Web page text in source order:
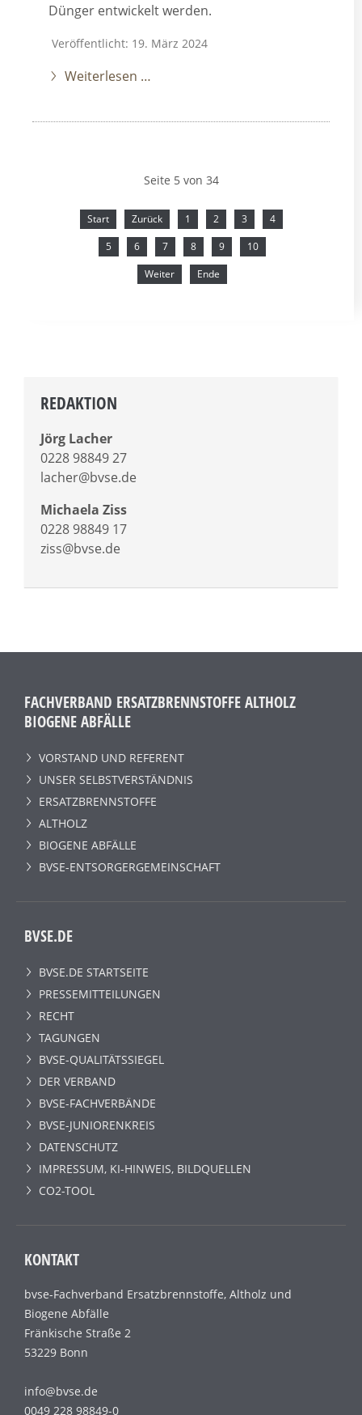
Dünger entwickelt werden.
Veröffentlicht: 19. März 2024
Weiterlesen …
Seite 5 von 34
Start Zurück 1 2 3 4
5 6 7 8 9 10
Weiter Ende
REDAKTION
Jörg Lacher
0228 98849 27
lacher@bvse.de
Michaela Ziss
0228 98849 17
ziss@bvse.de
FACHVERBAND ERSATZBRENNSTOFFE ALTHOLZ
BIOGENE ABFÄLLE
VORSTAND UND REFERENT
UNSER SELBSTVERSTÄNDNIS
ERSATZBRENNSTOFFE
ALTHOLZ
BIOGENE ABFÄLLE
BVSE-ENTSORGERGEMEINSCHAFT
BVSE.DE
BVSE.DE STARTSEITE
PRESSEMITTEILUNGEN
RECHT
TAGUNGEN
BVSE-QUALITÄTSSIEGEL
DER VERBAND
BVSE-FACHVERBÄNDE
BVSE-JUNIORENKREIS
DATENSCHUTZ
IMPRESSUM, KI-HINWEIS, BILDQUELLEN
CO2-TOOL
KONTAKT
bvse-Fachverband Ersatzbrennstoffe, Altholz und
Biogene Abfälle
Fränkische Straße 2
53229 Bonn
info@bvse.de
0049 228 98849-0